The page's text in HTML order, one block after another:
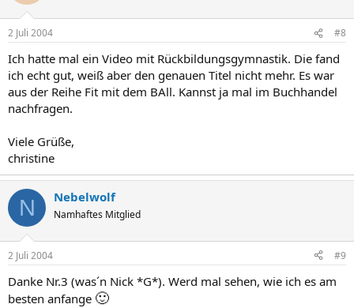
2 Juli 2004 #8
Ich hatte mal ein Video mit Rückbildungsgymnastik. Die fand
ich echt gut, weiß aber den genauen Titel nicht mehr. Es war
aus der Reihe Fit mit dem BAll. Kannst ja mal im Buchhandel
nachfragen.
Viele Grüße,
christine
N Nebelwolf
Namhaftes Mitglied
2 Juli 2004 #9
Danke Nr.3 (was´n Nick *G*). Werd mal sehen, wie ich es am
besten anfange 🙂